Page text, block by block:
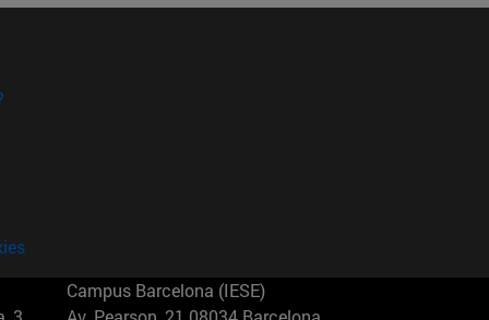
Campus Barcelona (IESE)